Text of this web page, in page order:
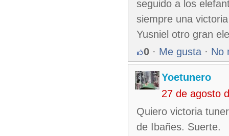
seguido a los
siempre una
Yusniel otro gran
0 · Me gusta · No
Yoetunero
27 de agosto
Quiero victoria
de Ibañes. Suerte.